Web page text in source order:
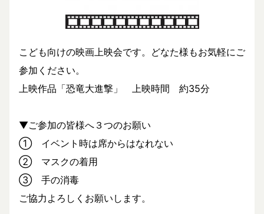
こども向けの映画上映会です。どなた様もお気軽にご
参加ください。
上映作品「恐竜大進撃」 上映時間 約35分
▼ご参加の皆様へ３つのお願い
① イベント時は席からはなれない
② マスクの着用
③ 手の消毒
ご協力よろしくお願いします。